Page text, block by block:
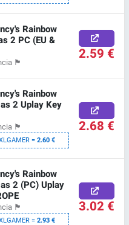
Rainbow
2 PC (EU &
🏴 2.59 €
Rainbow
2 Uplay Key
🏴
=2.60 €
2.68 €
Rainbow
2 (PC) Uplay
🏴
=2.93 €
3.02 €